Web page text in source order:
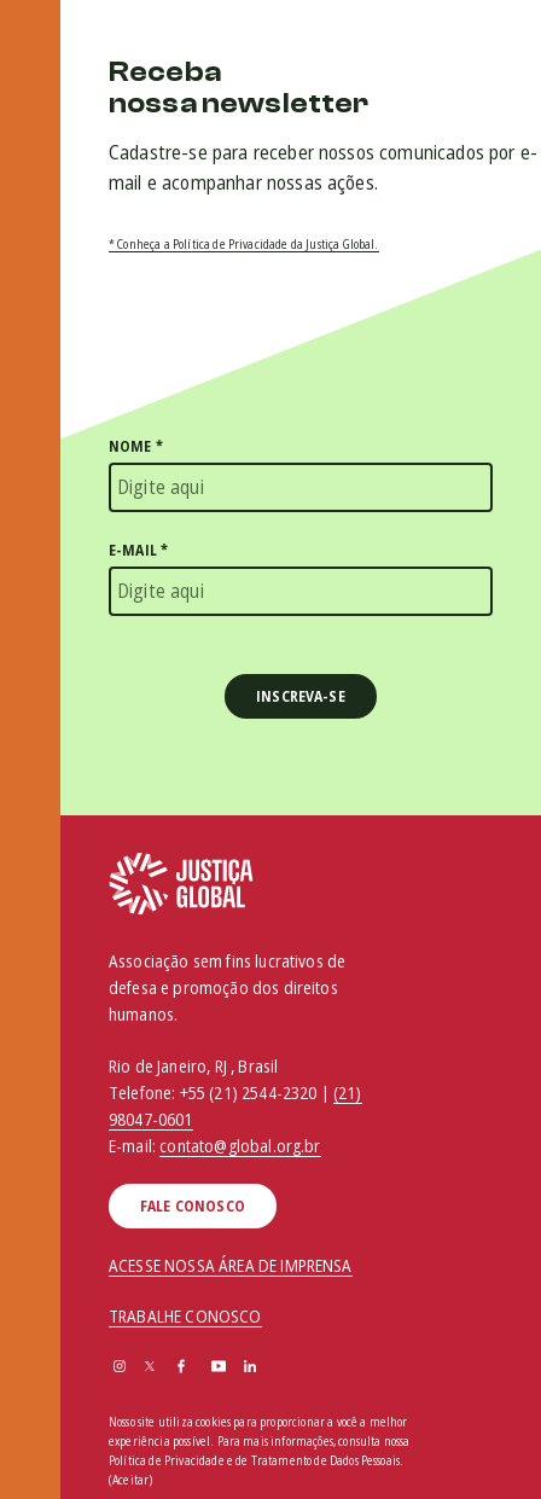
Receba
nossa newsletter
Cadastre-se para receber nossos comunicados por e-
mail e acompanhar nossas ações.
* Conheça a Política de Privacidade da Justiça Global.
NOME *
E-MAIL*
Associação sem fins lucrativos de
defesa e promoção dos direitos
humanos.
Rio de Janeiro, RJ , Brasil
Telefone: +55 (21) 2544-2320 | (21)
98047-0601
E-mail:contato@global.org.br
FALE CONOSCO
ACESSE NOSSA ÁREA DE IMPRENSA
TRABALHE CONOSCO
Nosso site utiliza cookies para proporcionar a você a melhor
experiência possível. Para mais informações, consulta nossa
Política de Privacidade e de Tratamento de Dados Pessoais.
(Aceitar)